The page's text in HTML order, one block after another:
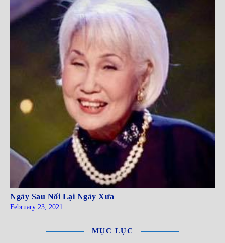
Ngày Sau Nối Lại Ngày Xưa
February 23, 2021
MỤC LỤC